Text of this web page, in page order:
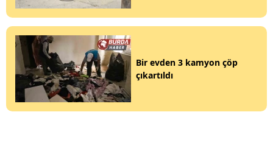
Bir evden 3 kamyon çöp
çıkartıldı